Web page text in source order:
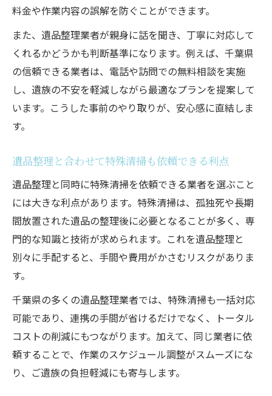
料金や作業内容の誤解を防ぐことができます。
また、遺品整理業者が親身に話を聞き、丁寧に対応して
くれるかどうかも判断基準になります。例えば、千葉県
の信頼できる業者は、電話や訪問での無料相談を実施
し、遺族の不安を軽減しながら最適なプランを提案して
います。こうした事前のやり取りが、安心感に直結しま
す。
遺品整理と合わせて特殊清掃も依頼できる利点
遺品整理と同時に特殊清掃を依頼できる業者を選ぶこと
には大きな利点があります。特殊清掃は、孤独死や長期
間放置された遺品の整理後に必要となることが多く、専
門的な知識と技術が求められます。これを遺品整理と
別々に手配すると、手間や費用がかさむリスクがありま
す。
千葉県の多くの遺品整理業者では、特殊清掃も一括対応
可能であり、連携の手間が省けるだけでなく、トータル
コストの削減にもつながります。加えて、同じ業者に依
頼することで、作業のスケジュール調整がスムーズにな
り、ご遺族の負担軽減にも寄与します。